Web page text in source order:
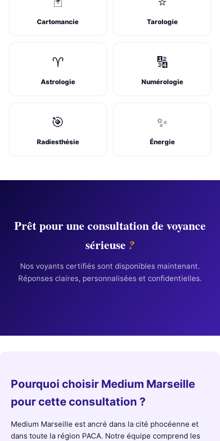
Cartomancie Tarologie
♈
Astrologie
🔢
Numérologie
🎯
Radiesthésie
✨
Énergie
Prêt pour une consultation de voyance
sérieuse ?
Nos voyants certifiés sont disponibles maintenant.
Réponses claires, personnalisées et confidentielles.
Pourquoi choisir Medium Marseille
pour cette consultation ?
Medium Marseille est ancré dans la cité phocéenne et
dans toute la région PACA. Notre équipe comprend les